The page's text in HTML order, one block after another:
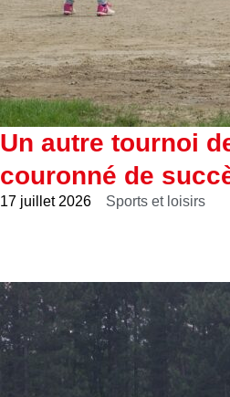
Un autre tournoi
couronné de
17 juillet 2026 Sports et loisirs